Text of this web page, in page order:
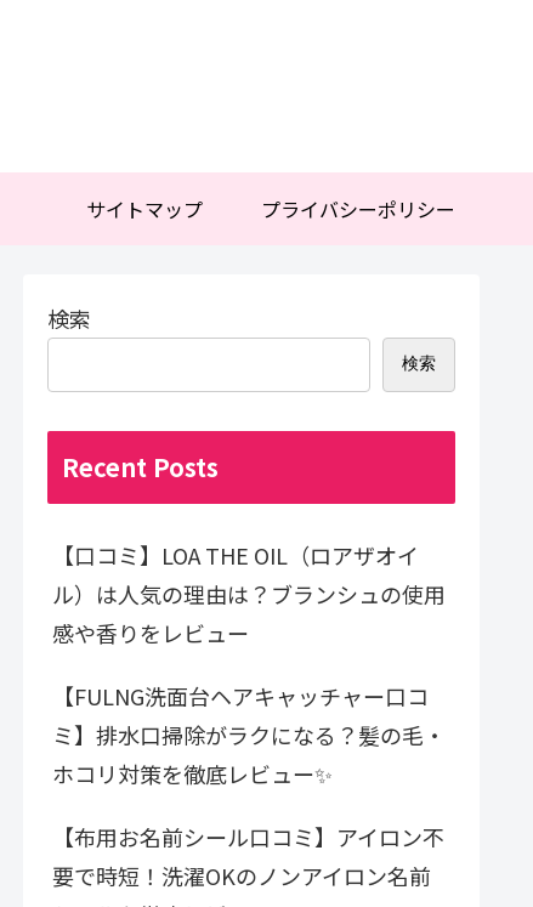
サイトマップ プライバシーポリシー
検索
検索
Recent Posts
【口コミ】LOA THE OIL（ロアザオイ
ル）は人気の理由は？ブランシュの使用
感や香りをレビュー
【FULNG洗面台ヘアキャッチャー口コ
ミ】排水口掃除がラクになる？髪の毛・
ホコリ対策を徹底レビュー✨
【布用お名前シール口コミ】アイロン不
要で時短！洗濯OKのノンアイロン名前